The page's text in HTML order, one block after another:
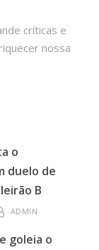
críticas e
nossa
o
duelo de
B
ADMIN
goleia o